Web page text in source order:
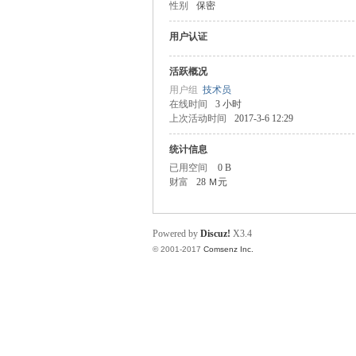
性别 保密
用户认证
活跃概况
用户组 技术员
在线时间
3 小时
上次活动时间
2017-3-6 12:29
统计信息
已用空间
0 B
财富
28 Ｍ元
Powered by Discuz! X3.4
© 2001-2017 Comsenz Inc.